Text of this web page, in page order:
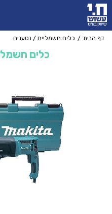
דף הבית כלים חשמליים / נטענים
כלים